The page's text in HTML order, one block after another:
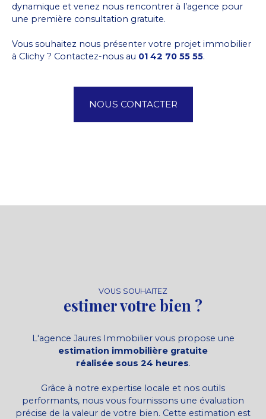
dynamique et venez nous rencontrer à l’agence pour
une première consultation gratuite.
Vous souhaitez nous présenter votre projet immobilier
à Clichy ? Contactez-nous au 01 42 70 55 55.
NOUS CONTACTER
VOUS SOUHAITEZ
estimer votre bien ?
L'agence Jaures Immobilier vous propose une
estimation immobilière gratuite
réalisée sous 24 heures.
Grâce à notre expertise locale et nos outils
performants, nous vous fournissons une évaluation
précise de la valeur de votre bien. Cette estimation est